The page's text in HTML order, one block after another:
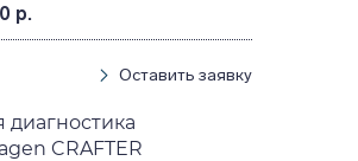
р.
Оставить заявку
диагностика
CRAFTER